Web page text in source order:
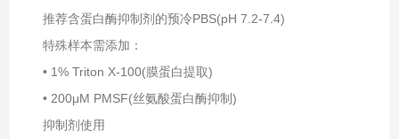
推荐含蛋白酶抑制剂的预冷PBS(pH 7.2-7.4)
特殊样本需添加：
• 1% Triton X-100(膜蛋白提取)
• 200μM PMSF(丝氨酸蛋白酶抑制)
抑制剂使用‌